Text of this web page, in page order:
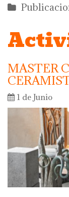
MASTER
1 de Junio